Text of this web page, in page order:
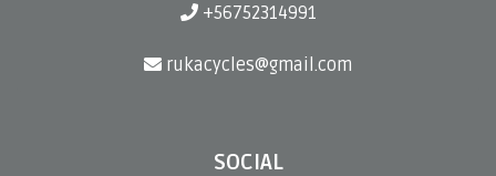
+56752314991
rukacycles@gmail.com
SOCIAL